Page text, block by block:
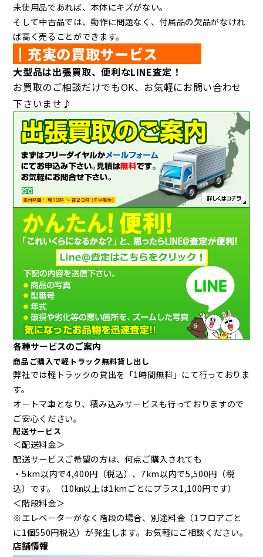
未使用品であれば、本体にキズがない。
そして中古品では、動作に問題なく、付属品の欠品がなけれ
ば高く売ることができます。
┃充実の買取サービス
大型品は出張買取、便利なLINE査定！
お買取のご相談だけでもOK、お気軽にお問い合わせ
下さいませ♪
各種サービスのご案内
商品ご購入で軽トラック無料貸し出し
弊社では軽トラックの貸出を「1時間無料」にて行っておりま
す。
オートマ車となり、積み込みサービスも行っておりますので
ご安心ください。
配送サービス
＜配送料金＞
配送サービスご希望の方は、何点ご購入されても
・5km以内で4,400円（税込）、7km以内で5,500円（税
込）です。（10㎞以上は1kmごとにプラス1,100円です）
＜階段料金＞
※エレベーターがなく階段の場合、別途料金（1フロアごと
に1個550円税込）が発生します。お気軽にご相談ください。
店舗情報